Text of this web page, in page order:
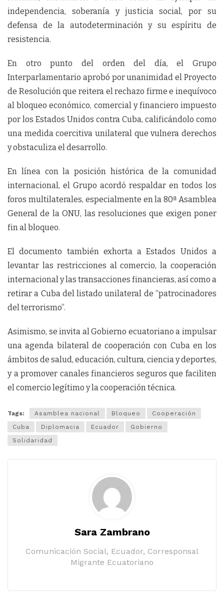
independencia, soberanía y justicia social, por su
defensa de la autodeterminación y su espíritu de
resistencia.
En otro punto del orden del día, el Grupo
Interparlamentario aprobó por unanimidad el Proyecto
de Resolución que reitera el rechazo firme e inequívoco
al bloqueo económico, comercial y financiero impuesto
por los Estados Unidos contra Cuba, calificándolo como
una medida coercitiva unilateral que vulnera derechos
y obstaculiza el desarrollo.
En línea con la posición histórica de la comunidad
internacional, el Grupo acordó respaldar en todos los
foros multilaterales, especialmente en la 80ª Asamblea
General de la ONU, las resoluciones que exigen poner
fin al bloqueo.
El documento también exhorta a Estados Unidos a
levantar las restricciones al comercio, la cooperación
internacional y las transacciones financieras, así como a
retirar a Cuba del listado unilateral de “patrocinadores
del terrorismo”.
Asimismo, se invita al Gobierno ecuatoriano a impulsar
una agenda bilateral de cooperación con Cuba en los
ámbitos de salud, educación, cultura, ciencia y deportes,
y a promover canales financieros seguros que faciliten
el comercio legítimo y la cooperación técnica.
Tags: Asamblea nacional Bloqueo
Cooperación
Cuba
Diplomacia Ecuador
Gobierno
Solidaridad
Sara Zambrano
Comunicación Social, Ecuador, Corresponsal
Migrante Ecuatoriano